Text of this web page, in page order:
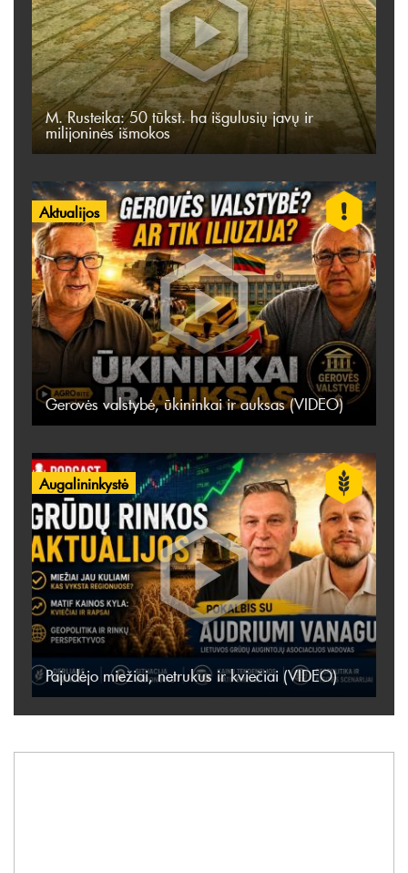
M. Rusteika: 50 tūkst. ha išgulusių javų ir
milijoninės išmokos
Aktualijos
Gerovės valstybė, ūkininkai ir auksas (VIDEO)
Augalininkystė
Pajudėjo miežiai, netrukus ir kviečiai (VIDEO)